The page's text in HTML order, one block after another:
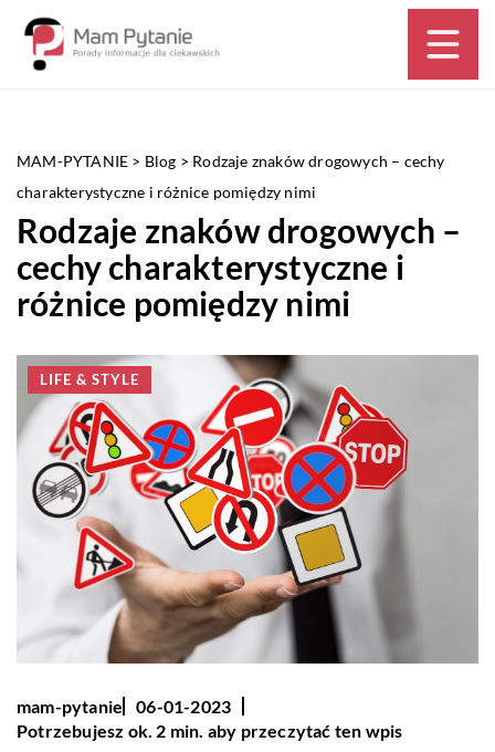
MAM-PYTANIE > Blog > Rodzaje znaków drogowych – cechy
charakterystyczne i różnice pomiędzy nimi
Rodzaje znaków drogowych –
cechy charakterystyczne i
różnice pomiędzy nimi
LIFE & STYLE
mam-pytanie
06-01-2023
Potrzebujesz ok. 2 min. aby przeczytać ten wpis